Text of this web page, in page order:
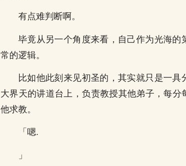
有点难判断啊。
毕竟从另一个角度来看，自己作为光海
常的逻辑。
比如他此刻来见初圣的，其实就只是一
大界天的讲道台上，负责教授其他弟子，每
他求教。
「嗯.
」